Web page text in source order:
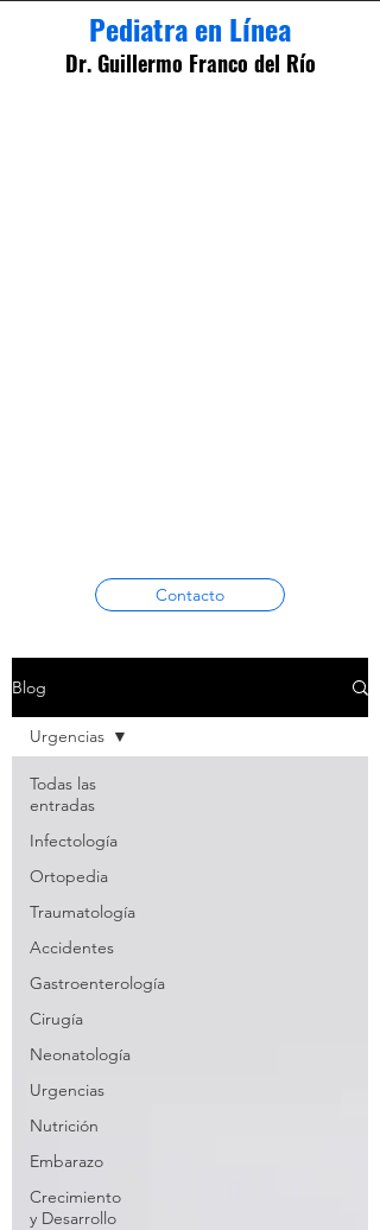
Pediatra en Línea
Dr. Guillermo Franco del Río
Contacto
Blog
Todas las
entradas
Infectología
Ortopedia
Traumatología
Accidentes
Gastroenterología
Cirugía
Neonatología
Urgencias
Nutrición
Embarazo
Crecimiento
y Desarrollo
Urgencias